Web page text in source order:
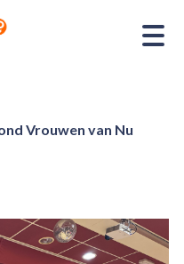
Vrouwen van Nu